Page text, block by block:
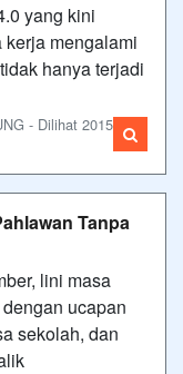
yang kini
mengalami
hanya terjadi
- Dilihat 2015
Tanpa
lini masa
ucapan
sekolah, dan